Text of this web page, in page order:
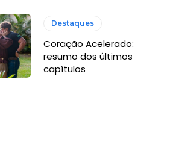
Destaques
Coração Acelerado:
resumo dos últimos
capítulos